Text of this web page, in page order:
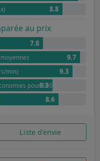
8.8
au prix
7.8
9.7
min) 9.3
pour 100 cycles par
8.3
8.6
Liste d'envie